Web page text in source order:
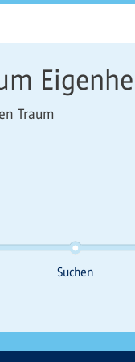
Traum